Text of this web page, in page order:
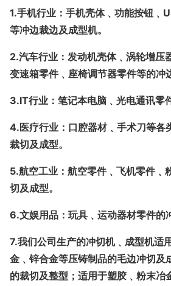
1.手机行业：手机壳体﹑功能按钮
等冲边裁边及成型机。
2.汽车行业：发动机壳体﹑涡轮增压
变速箱零件﹑座椅调节器零件等的冲
3.IT行业：笔记本电脑﹑光电通讯零
4.医疗行业：口腔器材﹑手术刀等各
裁切及成型。
5.航空工业：航空零件﹑飞机零件﹑
切及成型。
6.文娱用品：玩具﹑运动器材零件的
7.我们公司生产的冲切机﹑成型机适
金﹑锌合金等压铸制品的毛边冲切及
的裁切及整型；适用于塑胶﹑粉末冶